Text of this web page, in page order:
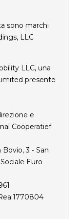
sono marchi
LLC
LLC, una
presente
e
Coöperatief
3 - San
Euro